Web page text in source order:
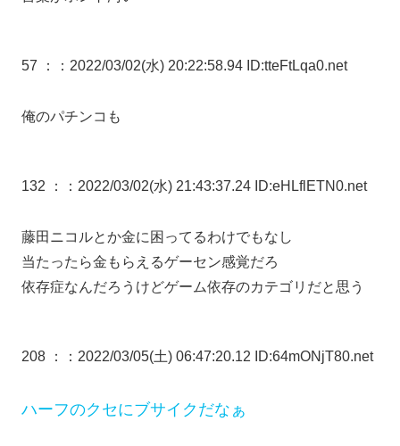
57 ： ：2022/03/02(水) 20:22:58.94 ID:tteFtLqa0.net
俺のパチンコも
132 ： ：2022/03/02(水) 21:43:37.24 ID:eHLflETN0.net
藤田ニコルとか金に困ってるわけでもなし
当たったら金もらえるゲーセン感覚だろ
依存症なんだろうけどゲーム依存のカテゴリだと思う
208 ： ：2022/03/05(土) 06:47:20.12 ID:64mONjT80.net
ハーフのクセにブサイクだなぁ